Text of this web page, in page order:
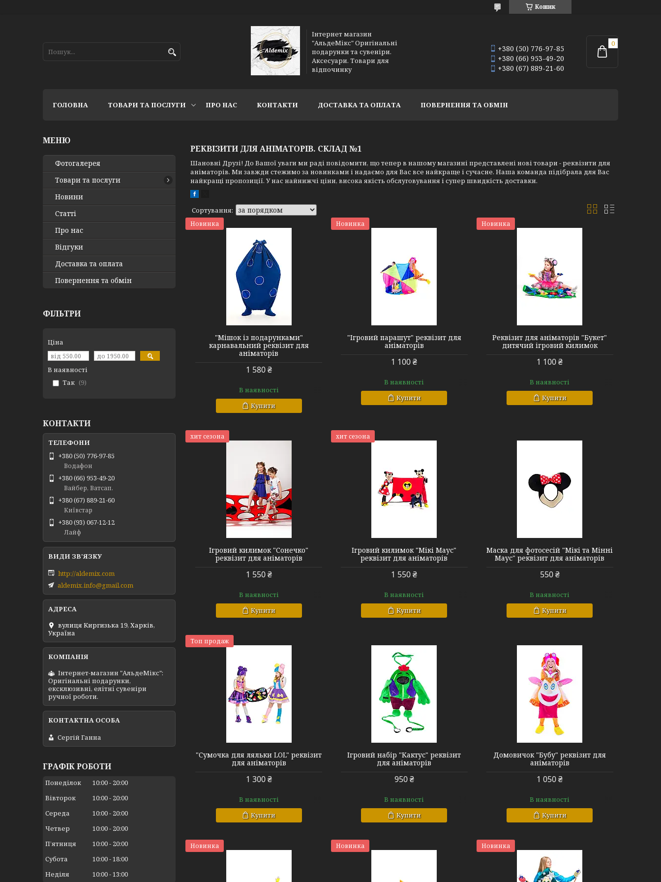
Кошик
Інтернет магазин
"АльдеМікс" Оригінальні
подарунки та сувеніри.
Аксесуари. Товари для
відпочинку
+380 (50) 776-97-85
+380 (66) 953-49-20
+380 (67) 889-21-60
ГОЛОВНА ТОВАРИ ТА ПОСЛУГИ ПРО НАС КОНТАКТИ ДОСТАВКА ТА ОПЛАТА ПОВЕРНЕННЯ ТА ОБМІН
РЕКВІЗИТИ ДЛЯ АНІМАТОРІВ. СКЛАД №1
Шановні Друзі! До Вашої уваги ми раді повідомити, що тепер в нашому магазині представлені нові товари - реквізити для
аніматорів. Ми завжди стежимо за новинками і надаємо для Вас все найкраще і сучасне. Наша команда підібрала для Вас
найкращі пропозиції. У нас найнижчі ціни, висока якість обслуговування і супер швидкість доставки.
Новинка
"Мішок із подарунками"
карнавальний реквізит для
аніматорів
1 580 ₴
В наявності
Купити
Новинка
"Ігровий парашут" реквізит для
аніматорів
1 100 ₴
В наявності
Купити
Новинка
Реквізит для аніматорів "Букет"
дитячий ігровий килимок
1 100 ₴
В наявності
Купити
хит сезона
Ігровий килимок "Сонечко"
реквізит для аніматорів
1 550 ₴
В наявності
Купити
хит сезона
Ігровий килимок "Мікі Маус"
реквізит для аніматорів
1 550 ₴
В наявності
Купити
Маска для фотосесій "Мікі та Мінні
Маус" реквізит для аніматорів
550 ₴
В наявності
Купити
Топ продаж
"Сумочка для ляльки LOL" реквізит
для аніматорів
1 300 ₴
В наявності
Купити
Ігровий набір "Кактус" реквізит
для аніматорів
950 ₴
В наявності
Купити
Домовичок "Бубу" реквізит для
аніматорів
1 050 ₴
В наявності
Купити
Новинка Новинка Новинка
Фотогалерея
Товари та послуги
Новини
Статті
Про нас
Відгуки
Доставка та оплата
Повернення та обмін
ФІЛЬТРИ
Ціна
В наявності
Так
9
КОНТАКТИ
+380 (50) 776-97-85
Водафон
+380 (66) 953-49-20
Вайбер, Ватсап.
+380 (67) 889-21-60
Київстар
+380 (93) 067-12-12
Лайф
http://aldemix.com
aldemix.info@gmail.com
вулиця Киргизька 19, Харків,
Україна
Інтернет-магазин "АльдеМікс":
Оригінальні подарунки,
ексклюзивні, елітні сувеніри
ручної роботи.
Сергій Ганна
ГРАФІК РОБОТИ
Понеділок 10:00
20:00
Вівторок
10:00
20:00
Середа
10:00
20:00
Четвер
10:00
20:00
Пʼятниця
10:00
20:00
Субота
10:00 18:00
Неділя
10:00 13:00